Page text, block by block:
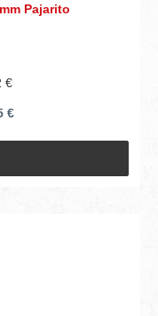
Pajarito
€
€